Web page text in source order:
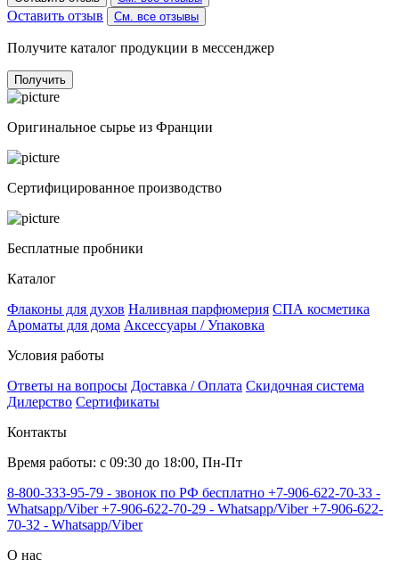
Оставить отзыв См. все отзывы
Получите каталог продукции в мессенджер
Получить
Оригинальное сырье из Франции
Сертифицированное производство
Бесплатные пробники
Каталог
Флаконы для духов Наливная парфюмерия СПА косметика
Ароматы для дома Аксессуары / Упаковка
Условия работы
Ответы на вопросы Доставка / Оплата Скидочная система
Дилерство Сертификаты
Контакты
Время работы: с 09:30 до 18:00, Пн-Пт
8-800-333-95-79 - звонок по РФ бесплатно +7-906-622-70-33 -
Whatsapp/Viber+7-906-622-70-29 - Whatsapp/Viber+7-906-622-
70-32 - Whatsapp/Viber
О нас